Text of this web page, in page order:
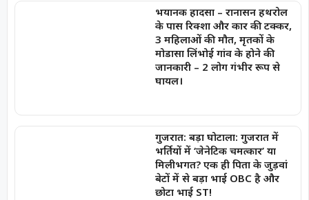
भयानक हादसा – रानासन हथरोल
के पास रिक्शा और कार की टक्कर,
3 महिलाओं की मौत, मृतकों के
मोडासा लिंभोई गांव के होने की
जानकारी – 2 लोग गंभीर रूप से
घायल।
गुजरात: बड़ा घोटाला: गुजरात में
भर्तियों में ‘जेनेटिक चमत्कार’ या
मिलीभगत? एक ही पिता के जुड़वां
बेटों में से बड़ा भाई OBC है और
छोटा भाई ST!